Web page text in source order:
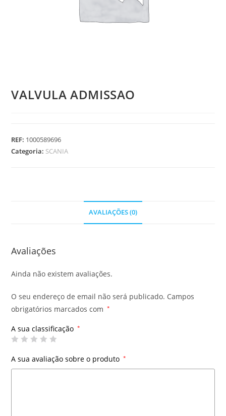
VALVULA ADMISSAO
REF: 1000589696
Categoria: SCANIA
AVALIAÇÕES (0)
Avaliações
Ainda não existem avaliações.
O seu endereço de email não será publicado. Campos
obrigatórios marcados com
*
A sua classificação *
A sua avaliação sobre o produto *